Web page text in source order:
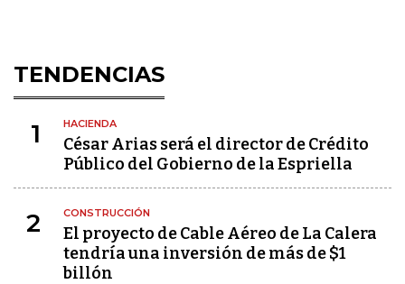
TENDENCIAS
1 HACIENDA
César Arias será el director de Crédito
Público del Gobierno de la Espriella
2 CONSTRUCCIÓN
El proyecto de Cable Aéreo de La Calera
tendría una inversión de más de $1
billón